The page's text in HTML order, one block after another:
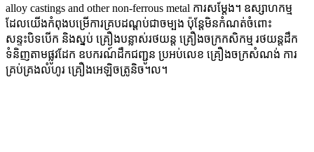
alloy castings and other non-ferrous metal ការសម្ដែង។ ឧស្សាហកម្ម
ដែលយើងកំពុងបម្រើការគ្របដណ្តប់ជាចម្បង ប៉ុន្តែមិនកំណត់ចំពោះ
សន្ទះបិទបើក និងស្នប់ គ្រឿងបន្លាស់រថយន្ត គ្រឿងចក្រកសិកម្ម រថយន្តដឹក
ទំនិញតាមផ្លូវដែក ឧបករណ៍ដឹកជញ្ជូន ប្រអប់លេខ គ្រឿងចក្រសំណង់ ការ
គ្រប់គ្រងលំហូរ គ្រឿងអេឡិចត្រូនិច។ល។